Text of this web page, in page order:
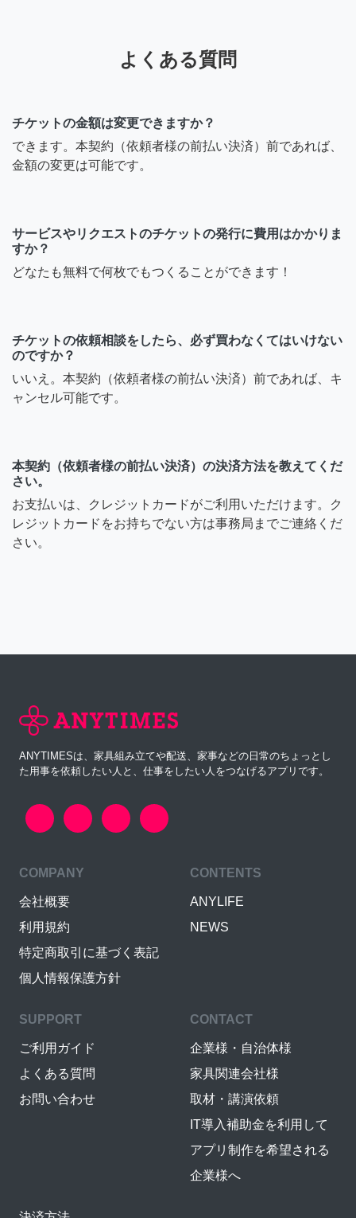
よくある質問
チケットの金額は変更できますか？
できます。本契約（依頼者様の前払い決済）前であれば、
金額の変更は可能です。
サービスやリクエストのチケットの発行に費用はかかりま
すか？
どなたも無料で何枚でもつくることができます！
チケットの依頼相談をしたら、必ず買わなくてはいけない
のですか？
いいえ。本契約（依頼者様の前払い決済）前であれば、キ
ャンセル可能です。
本契約（依頼者様の前払い決済）の決済方法を教えてくだ
さい。
お支払いは、クレジットカードがご利用いただけます。ク
レジットカードをお持ちでない方は事務局までご連絡くだ
さい。
ANYTIMESは、家具組み立てや配送、家事などの日常のちょっとし
た用事を依頼したい人と、仕事をしたい人をつなげるアプリです。
COMPANY
会社概要
利用規約
特定商取引に基づく表記
個人情報保護方針
CONTENTS
ANYLIFE
NEWS
SUPPORT
ご利用ガイド
よくある質問
お問い合わせ
CONTACT
企業様・自治体様
家具関連会社様
取材・講演依頼
IT導入補助金を利用して
アプリ制作を希望される
企業様へ